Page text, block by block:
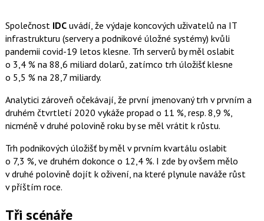
Společnost IDCuvádí, že výdaje koncových uživatelů na IT
infrastrukturu (servery a podnikové úložné systémy) kvůli
pandemii covid-19 letos klesne. Trh serverů by měl oslabit
o 3,4 % na 88,6 miliard dolarů, zatímco trh úložišť klesne
o 5,5 % na 28,7 miliardy.
Analytici zároveň očekávají, že první jmenovaný trh v prvním a
druhém čtvrtletí 2020 vykáže propad o 11 %, resp. 8,9 %,
nicméně v druhé polovině roku by se měl vrátit k růstu.
Trh podnikových úložišť by měl v prvním kvartálu oslabit
o 7,3 %, ve druhém dokonce o 12,4 %. I zde by ovšem mělo
v druhé polovině dojít k oživení, na které plynule naváže růst
v příštím roce.
Tři scénáře